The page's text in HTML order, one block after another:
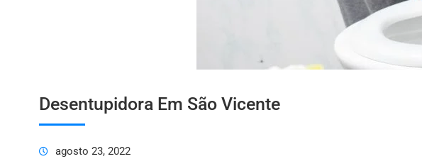
Desentupidora Em São Vicente
agosto 23, 2022